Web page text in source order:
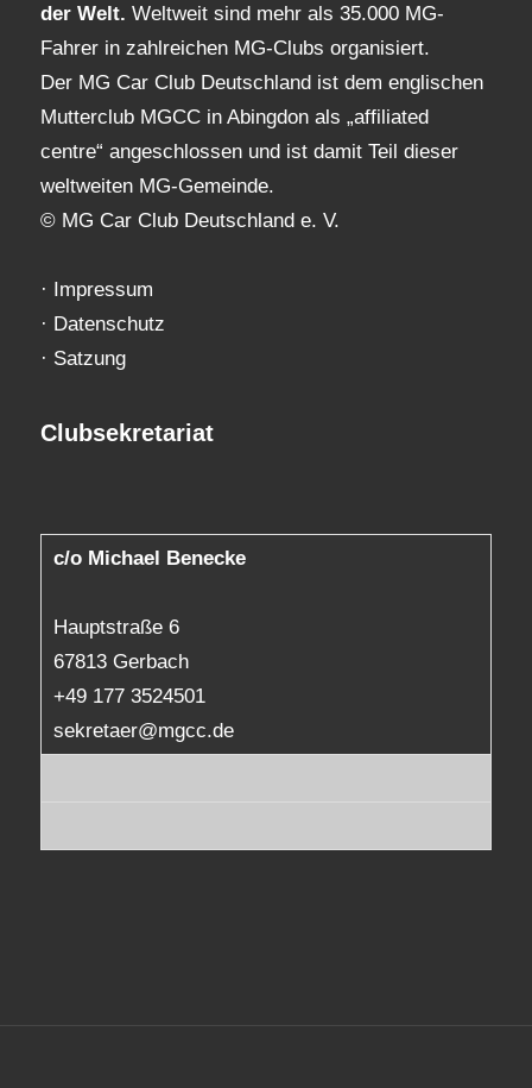
der Welt. Weltweit sind mehr als 35.000 MG-
Fahrer in zahlreichen MG-Clubs organisiert.
Der MG Car Club Deutschland ist dem englischen
Mutterclub MGCC in Abingdon als „affiliated
centre“ angeschlossen und ist damit Teil dieser
weltweiten MG-Gemeinde.
© MG Car Club Deutschland e. V.
· Impressum
· Datenschutz
· Satzung
Clubsekretariat
c/o Michael Benecke
Hauptstraße 6
67813 Gerbach
+49 177 3524501
sekretaer@mgcc.de